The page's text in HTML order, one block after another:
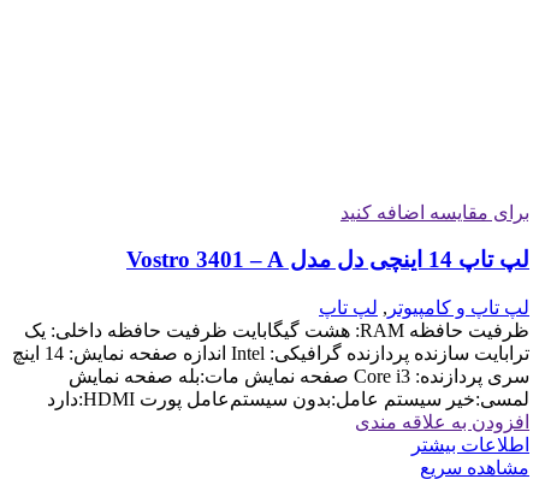
برای مقایسه اضافه کنید
لپ تاپ 14 اینچی دل مدل Vostro 3401 – A
لپ تاپ و کامپیوتر , لپ تاپ
ظرفیت حافظه RAM: هشت گیگابایت ظرفیت حافظه داخلی: یک
ترابایت سازنده پردازنده گرافیکی: Intel اندازه صفحه نمایش: 14 اینچ
سری پردازنده: Core i3 صفحه نمایش مات:بله صفحه نمایش
لمسی:خیر سیستم عامل:بدون سیستم‌عامل پورت HDMI:دارد
افزودن به علاقه مندی
اطلاعات بیشتر
مشاهده سریع